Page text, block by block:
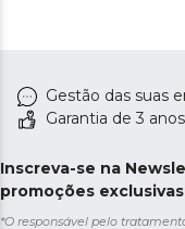
Gestão das suas
Garantia de 3
Inscreva-se na
promoções
*O responsável pelo